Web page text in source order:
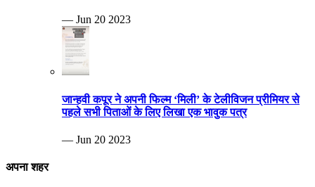
— Jun 20 2023
जान्हवी कपूर ने अपनी फिल्म ‘मिली’ के टेलीविजन प्रीमियर से
पहले सभी पिताओं के लिए लिखा एक भावुक पत्र
— Jun 20 2023
अपना शहर